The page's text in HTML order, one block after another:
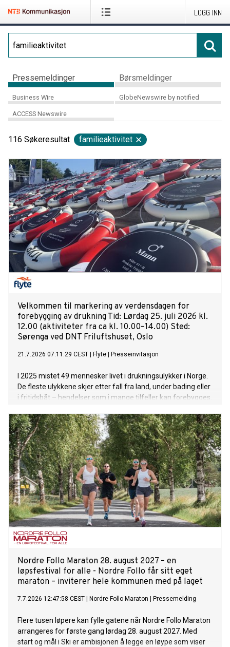
LOGG INN
Pressemeldinger Børsmeldinger
Business Wire GlobeNewswire by notified
ACCESS Newswire
116 Søkeresultat familieaktivitet
Velkommen til markering av verdensdagen for
forebygging av drukning Tid: Lørdag 25. juli 2026 kl.
12.00 (aktiviteter fra ca kl. 10.00–14.00) Sted:
Sørenga ved DNT Friluftshuset, Oslo
21.7.2026 07:11:29 CEST Flyte Presseinvitasjon
I 2025 mistet 49 mennesker livet i drukningsulykker i Norge.
De fleste ulykkene skjer etter fall fra land, under bading eller
i fritidsbåt – hendelser som i mange tilfeller kan forebygges.
drukning.
Nordre Follo Maraton 28. august 2027 – en
løpsfestival for alle - Nordre Follo får sitt eget
maraton – inviterer hele kommunen med på laget
7.7.2026 12:47:58 CEST Nordre Follo Maraton Pressemelding
Flere tusen løpere kan fylle gatene når Nordre Follo Maraton
arrangeres for første gang lørdag 28. august 2027. Med
start og mål i Ski er ambisjonen å legge en løype som viser